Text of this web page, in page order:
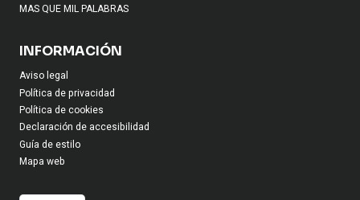
MAS QUE MIL PALABRAS
INFORMACIÓN
Aviso legal
Política de privacidad
Política de cookies
Declaración de accesibilidad
Guía de estilo
Mapa web